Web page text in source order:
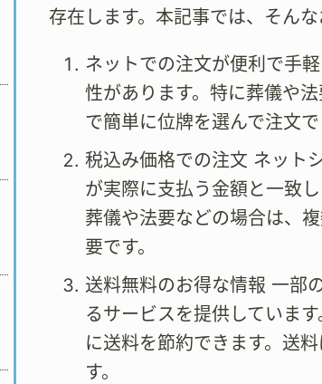
存在します。本記事では、そん
ネットでの注文が便利で手
性があります。特に葬儀や
で簡単に位牌を選んで注文
税込み価格での注文 ネット
が実際に支払う金額と一致
葬儀や法要などの場合は、
要です。
送料無料のお得な情報 一部
るサービスを提供していま
に送料を節約できます。送
す。